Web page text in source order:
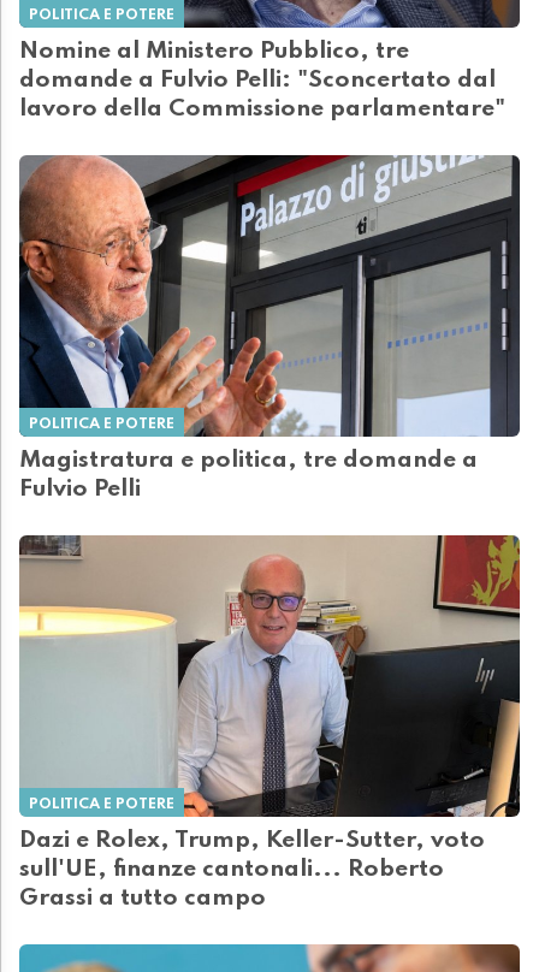
POLITICA E POTERE
Nomine al Ministero Pubblico, tre
domande a Fulvio Pelli: "Sconcertato dal
lavoro della Commissione parlamentare"
POLITICA E POTERE
Magistratura e politica, tre domande a
Fulvio Pelli
POLITICA E POTERE
Dazi e Rolex, Trump, Keller-Sutter, voto
sull'UE, finanze cantonali... Roberto
Grassi a tutto campo